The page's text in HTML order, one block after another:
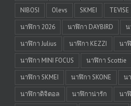
NIBOSI
Olevs SKMEI TEVISE
นาฬิกา 2026
นาฬิกา DAYBIRD
น
นาฬิกา Julius
นาฬิกา KEZZI
นา
นาฬิกา MINI FOCUS
นาฬิกา Scottie
นาฬิกา SKMEI
นาฬิกา SKONE
น
นาฬิกาดิจิตอล
นาฬิกาน่ารัก
นา